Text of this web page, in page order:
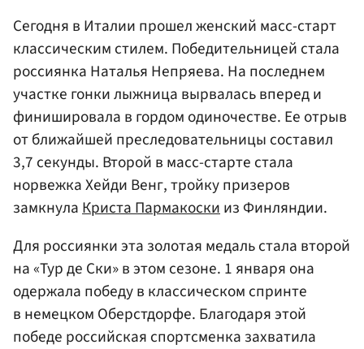
Сегодня в Италии прошел женский масс-старт
классическим стилем. Победительницей стала
россиянка Наталья Непряева. На последнем
участке гонки лыжница вырвалась вперед и
финишировала в гордом одиночестве. Ее отрыв
от ближайшей преследовательницы составил
3,7 секунды. Второй в масс-старте стала
норвежка Хейди Венг, тройку призеров
замкнула Криста Пармакоски из Финляндии.
Для россиянки эта золотая медаль стала второй
на «Тур де Ски» в этом сезоне. 1 января она
одержала победу в классическом спринте
в немецком Оберстдорфе. Благодаря этой
победе российская спортсменка захватила